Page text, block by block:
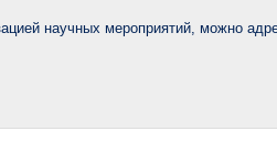
научных мероприятий, можно